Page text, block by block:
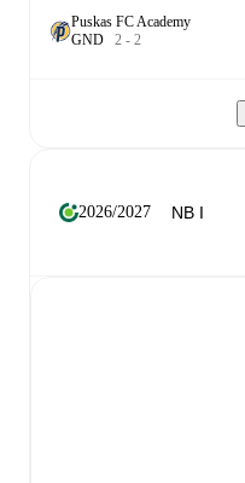
Puskas FC Academy
GND 2 - 2
2026/2027